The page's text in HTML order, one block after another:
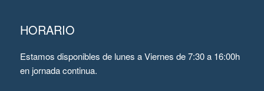
HORARIO
Estamos disponibles de lunes a Viernes de 7:30 a 16:00h
en jornada continua.